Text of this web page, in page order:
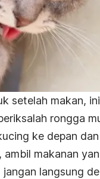
setelah makan,
rongga
ke depan
ambil makanan
langsung